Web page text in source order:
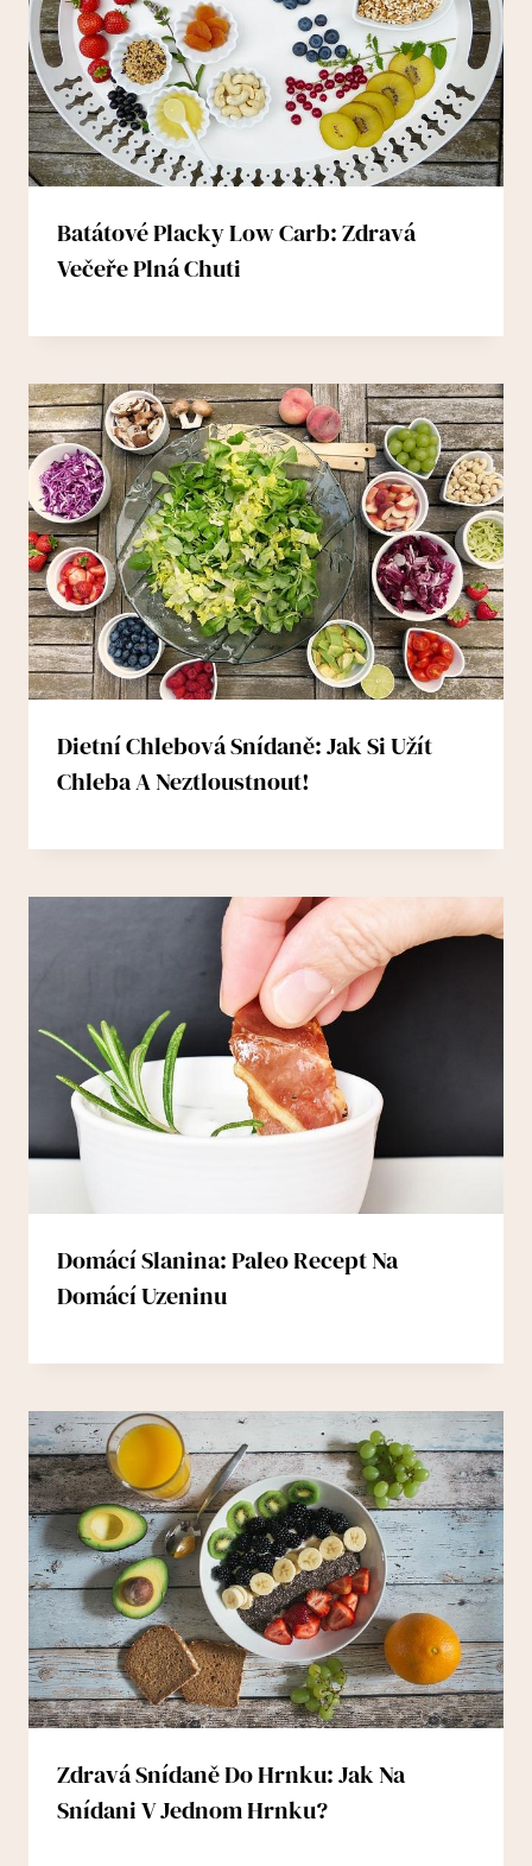
Batátové Placky Low Carb: Zdravá
Večeře Plná Chuti
Dietní Chlebová Snídaně: Jak Si Užít
Chleba A Neztloustnout!
Domácí Slanina: Paleo Recept Na
Domácí Uzeninu
Zdravá Snídaně Do Hrnku: Jak Na
Snídani V Jednom Hrnku?